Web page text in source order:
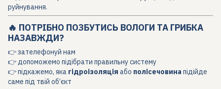
руйнування.
🔥 ПОТРІБНО ПОЗБУТИСЬ ВОЛОГИ ТА ГРИБКА
НАЗАВЖДИ?
👉 зателефонуй нам
👉 допоможемо підібрати правильну систему
👉 підкажемо, яка гідроізоляція або полісечовина підійде
саме під твій об’єкт